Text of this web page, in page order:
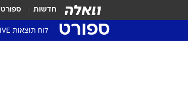
חדשות ספורט
ספורט לוח תוצאות LIVE